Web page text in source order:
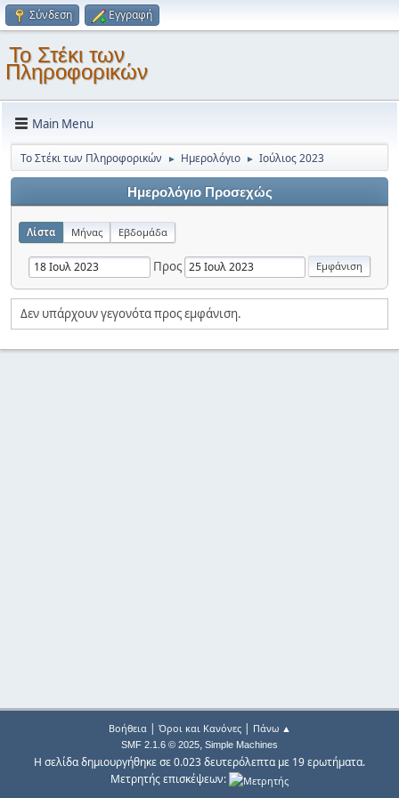
Σύνδεση Εγγραφή
Το Στέκι των
Πληροφορικών
Main Menu
Το Στέκι των Πληροφορικών ► Ημερολόγιο ► Ιούλιος 2023
Ημερολόγιο Προσεχώς
Λίστα Μήνας Εβδομάδα
Προς
Δεν υπάρχουν γεγονότα προς εμφάνιση.
Βοήθεια| Όροι και Κανόνες| Πάνω ▲
SMF 2.1.6 © 2025, Simple Machines
Η σελίδα δημιουργήθηκε σε 0.023 δευτερόλεπτα με 19 ερωτήματα.
Μετρητής επισκέψεων: